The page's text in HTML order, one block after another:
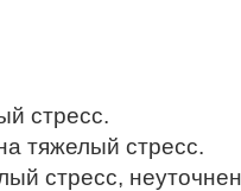
стресс.
тяжелый стресс.
стресс,